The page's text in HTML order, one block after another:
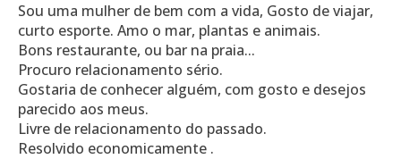
Sou uma mulher de bem com a vida, Gosto de viajar,
curto esporte. Amo o mar, plantas e animais.
Bons restaurante, ou bar na praia...
Procuro relacionamento sério.
Gostaria de conhecer alguém, com gosto e desejos
parecido aos meus.
Livre de relacionamento do passado.
Resolvido economicamente .